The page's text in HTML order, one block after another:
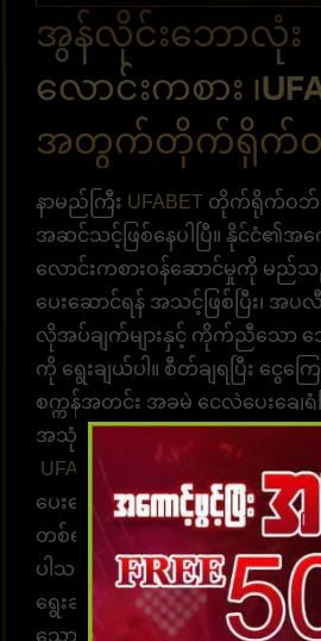
အွန်လိုင်းဘောလုံး
လောင်းကစား ၊
အတွက်တိုက်ရိုက်
နာမည်ကြီး UFABET တိုက်ရိုက်ဝဘ်
အဆင်သင့်ဖြစ်နေပါပြီ။ နိုင်ငံ၏အ
လောင်းကစားဝန်ဆောင်မှုကို မ
ပေးဆောင်ရန် အသင့်ဖြစ်ပြီး၊ အပ
လိုအပ်ချက်များနှင့် ကိုက်ညီသော ဘ
ကို ရွေးချယ်ပါ။ စီတ်ချရပြီး ငွေ
စက္ကန့်အတွင်း အခမဲ့ ငွေလွှဲပေးချ
အသုံးပြုနိုင်သည့် ဝန်ဆောင်မှုတစ်
UFABET ကာစီနို
တွင် ဝန်ဆောင်မှု
ပေးဆောင်ရန် အရည်အချင်းပြည့်
တစ်ရက်လျှင် 24 နာရီ အကြံဉာဏ်မျာ
ပါသည်။ အကောင့်ထဲဝင်လာပြီး လော
ရွေးချယ်ကစားပါ။ အချိန်နှင့်တစ်ပ
သော စနစ်ဖြစ်ပါတယ်။ အလောင်းအ